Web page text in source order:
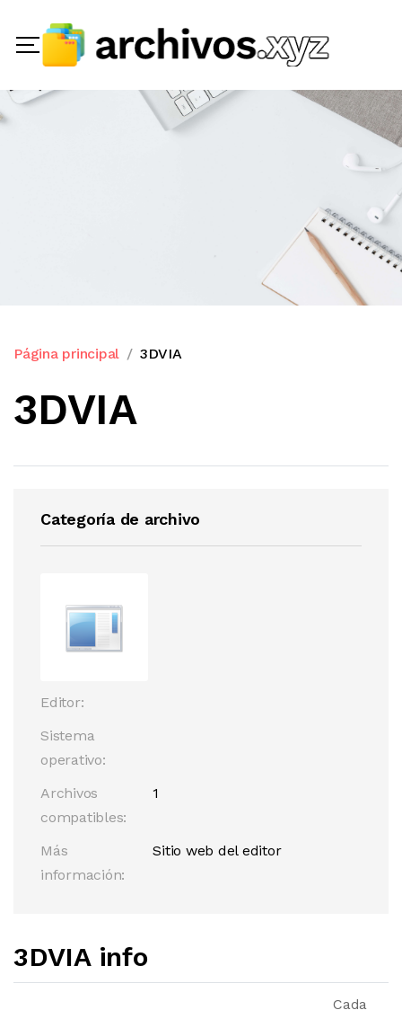
Página principal 3DVIA
3DVIA
Categoría de archivo
Editor:
Sistema
operativo:
Archivos
compatibles:
1
Más
información:
Sitio web del editor
3DVIA info
Cada